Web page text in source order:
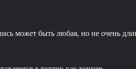
может быть любая, но не очень